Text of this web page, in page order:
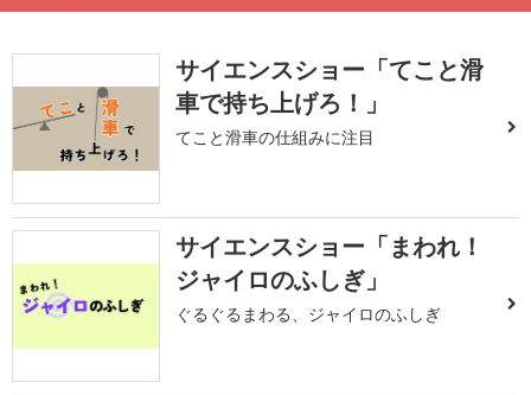
サイエンスショー「てこと滑
車で持ち上げろ！」
てこと滑車の仕組みに注目
サイエンスショー「まわれ！
ジャイロのふしぎ」
ぐるぐるまわる、ジャイロのふしぎ